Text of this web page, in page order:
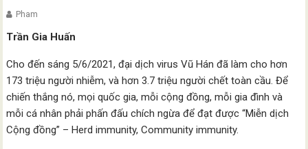
Pham
Trần Gia Huấn
Cho đến sáng 5/6/2021, đại dịch virus Vũ Hán đã làm cho hơn
173 triệu người nhiễm, và hơn 3.7 triệu người chết toàn cầu. Để
chiến thắng nó, mọi quốc gia, mỗi cộng đồng, mỗi gia đình và
mỗi cá nhân phải phấn đấu chích ngừa để đạt được “Miễn dịch
Cộng đồng” – Herd immunity, Community immunity.